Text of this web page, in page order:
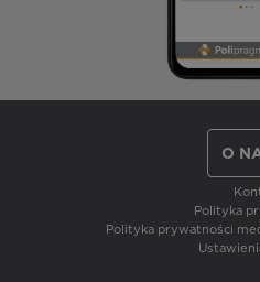
O
Polityka
Polityka prywatności